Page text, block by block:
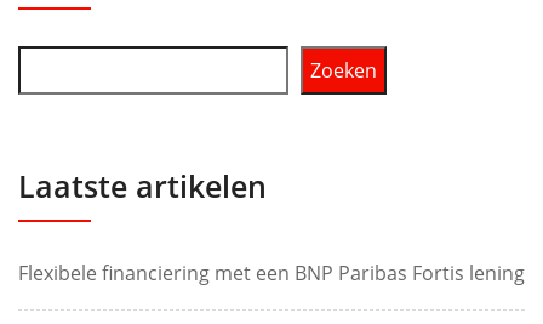
Zoeken
Laatste artikelen
Flexibele financiering met een BNP Paribas Fortis lening